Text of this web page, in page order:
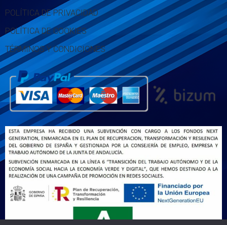
POLÍTICA DE PRIVACIDAD
POLÍTICA DE COOKIES
TÉRMINOS Y CONDICIONES